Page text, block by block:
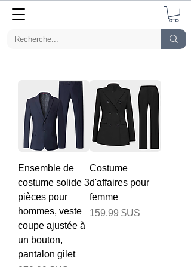
Ensemble de
costume solide 3
pièces pour
hommes, veste
coupe ajustée à
un bouton,
pantalon gilet
Costume
d'affaires pour
femme
Prix
159,99 $US